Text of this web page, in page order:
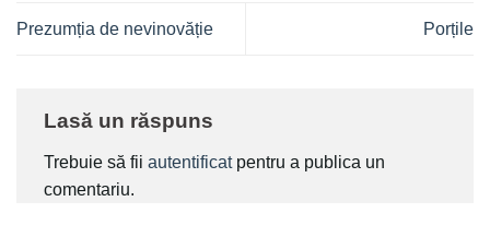
Prezumția de nevinovăție Porțile
Lasă un răspuns
Trebuie să fii autentificatpentru a publica un
comentariu.